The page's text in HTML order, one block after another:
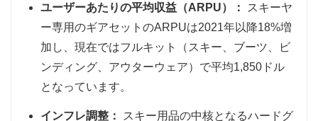
ユーザーあたりの平均収益（ARPU）：
スキーヤ
ー専用のギアセットのARPUは2021年以降18%増
加し、現在ではフルキット（スキー、ブーツ、ビ
ンディング、アウターウェア）で平均1,850ドル
となっています。
インフレ調整： スキー用品の中核となるハードグ